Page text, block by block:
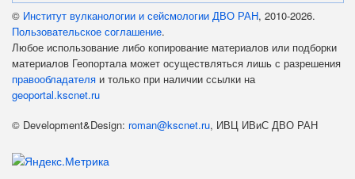
© Институт вулканологии и сейсмологии ДВО РАН, 2010-2026.
Пользовательское соглашение.
Любое использование либо копирование материалов или подборки
материалов Геопортала может осуществляться лишь с разрешения
правообладателя и только при наличии ссылки на
geoportal.kscnet.ru
© Development&Design: roman@kscnet.ru, ИВЦ ИВиС ДВО РАН